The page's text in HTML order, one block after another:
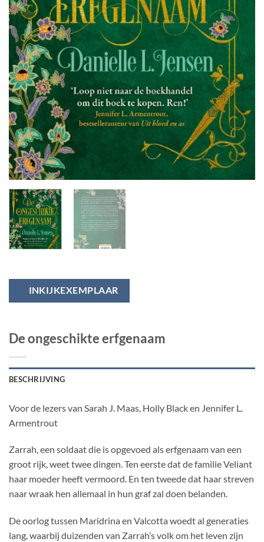
INKIJKEXEMPLAAR
De ongeschikte erfgenaam
BESCHRIJVING
Voor de lezers van Sarah J. Maas, Holly Black en Jennifer L.
Armentrout
Zarrah, een soldaat die is opgevoed als erfgenaam van een
groot rijk, weet twee dingen. Ten eerste dat de familie Veliant
haar moeder heeft vermoord. En ten tweede dat haar streven
naar wraak hen allemaal in hun graf zal doen belanden.
De oorlog tussen Maridrina en Valcotta woedt al generaties
lang, waarbij duizenden van Zarrah’s volk om het leven zijn